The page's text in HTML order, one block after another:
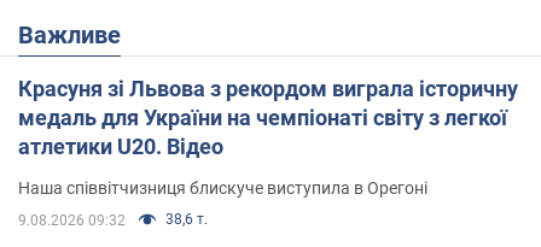
Важливе
Красуня зі Львова з рекордом виграла історичну
медаль для України на чемпіонаті світу з легкої
атлетики U20. Відео
Наша співвітчизниця блискуче виступила в Орегоні
9.08.2026 09:32 38,6 т.